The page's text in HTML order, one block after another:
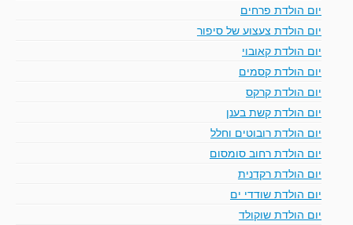
יום הולדת פרחים
יום הולדת צעצוע של סיפור
יום הולדת קאובוי
יום הולדת קסמים
יום הולדת קרקס
יום הולדת קשת בענן
יום הולדת רובוטים וחלל
יום הולדת רחוב סומסום
יום הולדת רקדנית
יום הולדת שודדי ים
יום הולדת שוקולד